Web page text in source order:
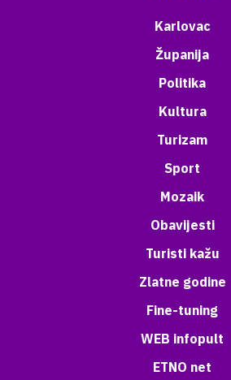
Karlovac
Županija
Politika
Kultura
Turizam
Sport
Mozaik
Obavijesti
Turisti kažu
Zlatne godine
Fine-tuning
WEB infopult
ETNO net